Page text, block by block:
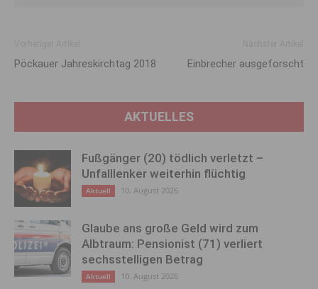
Pöckauer Jahreskirchtag 2018 Einbrecher ausgeforscht
AKTUELLES
Fußgänger (20) tödlich verletzt –
Unfalllenker weiterhin flüchtig
Aktuell 10. August 2026
Glaube ans große Geld wird zum
Albtraum: Pensionist (71) verliert
sechsstelligen Betrag
Aktuell 10. August 2026